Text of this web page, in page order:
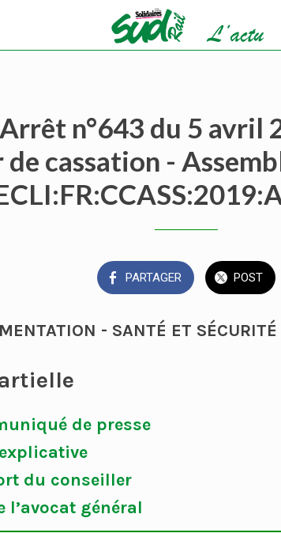
n°643 du 5 avril
de cassation -
PARTAGER POST
- SANTÉ ET SÉCURITÉ
de presse
du conseiller
l’avocat général